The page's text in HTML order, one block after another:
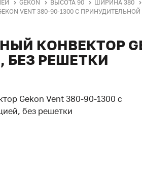
GEKON ВЫСОТА 90
ШИРИНА 380
VENT 380-90-1300 С
КОНВЕКТОР
БЕЗ РЕШЕТКИ